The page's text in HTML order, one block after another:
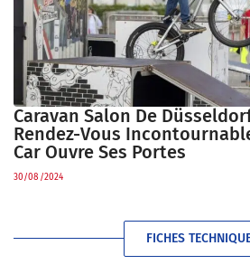
Caravan Salon De
Rendez-Vous
Car Ouvre Ses Portes
30/08/2024
FICHES